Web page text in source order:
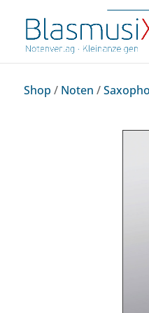
Shop / Noten /